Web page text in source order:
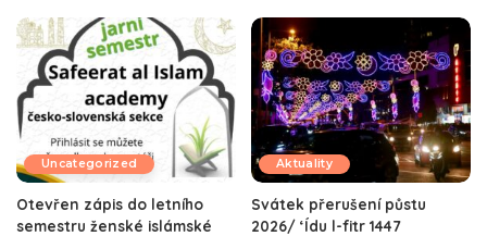
Uncategorized
Otevřen zápis do letního
semestru ženské islámské
Aktuality
Svátek přerušení půstu
2026/ ‘Ídu l-fitr 1447